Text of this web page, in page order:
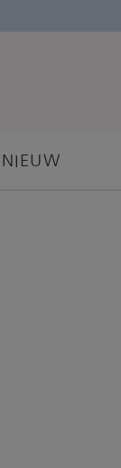
NIEUW